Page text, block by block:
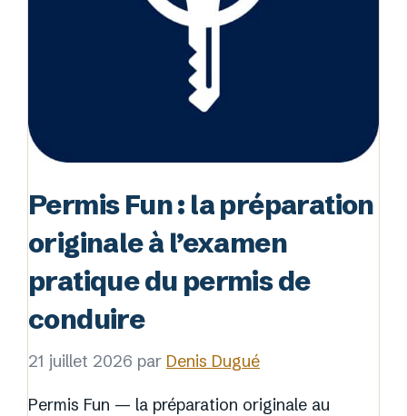
Permis Fun : la préparation
originale à l’examen
pratique du permis de
conduire
21 juillet 2026 par Denis Dugué
Permis Fun — la préparation originale au